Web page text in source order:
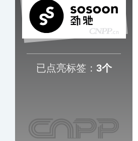
已点亮标签： 3个